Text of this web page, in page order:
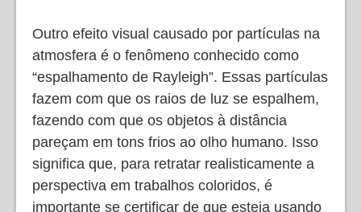
Outro efeito visual causado por partículas na
atmosfera é o fenômeno conhecido como
“espalhamento de Rayleigh”. Essas partículas
fazem com que os raios de luz se espalhem,
fazendo com que os objetos à distância
pareçam em tons frios ao olho humano. Isso
significa que, para retratar realisticamente a
perspectiva em trabalhos coloridos, é
importante se certificar de que esteja usando